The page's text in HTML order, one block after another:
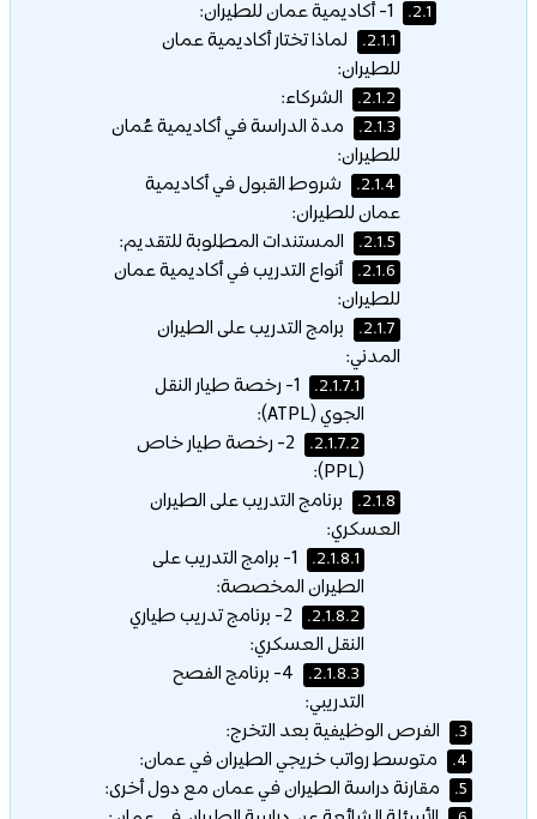
2.1.
2.1.1.
لماذا تختار أكاديمية عمان
للطيران:
2.1.2. الشركاء:
2.1.3.
مدة الدراسة في أكاديمية عُمان
للطيران:
2.1.4.
شروط القبول في أكاديمية
عمان للطيران:
2.1.5. المستندات المطلوبة للتقديم:
2.1.6.
أنواع التدريب في أكاديمية عمان
للطيران:
2.1.7.
برامج التدريب على الطيران
المدني:
2.1.7.1.
1- رخصة طيار النقل
الجوي (ATPL):
2.1.7.2.
2- رخصة طيار خاص
(PPL):
2.1.8.
برنامج التدريب على الطيران
العسكري:
2.1.8.1.
1- برامج التدريب على
الطيران المخصصة:
2.1.8.2.
2- برنامج تدريب طياري
النقل العسكري:
2.1.8.3.
4- برنامج الفصح
التدريبي:
3. الفرص الوظيفية بعد التخرج:
4. متوسط رواتب خريجي الطيران في عمان:
5. مقارنة دراسة الطيران في عمان مع دول أخرى: